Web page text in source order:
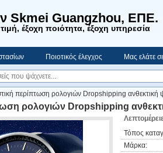
Skmei Guangzhou, ΕΠΕ.
έξοχη ποιότητα, έξοχη υπηρεσία
Ποιοτικός έλεγχος Μας ελάτε
περίπτωση ρολογιών Dropshipping ανθεκτική
ρολογιών Dropshipping
Τόπος
Μάρκα: